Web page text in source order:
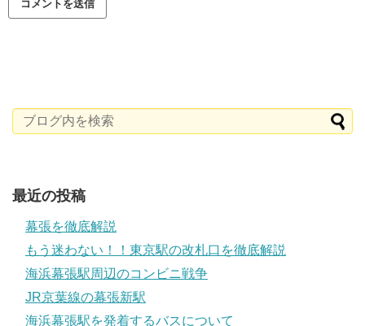
最近の投稿
幕張を徹底解説
もう迷わない！！東京駅の改札口を徹底解説
海浜幕張駅周辺のコンビニ戦争
JR京葉線の幕張新駅
海浜幕張駅を発着するバスについて